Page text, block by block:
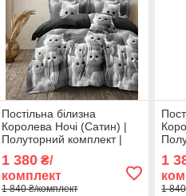
Постільна білизна
Королева Ночі (Сатин) |
Полуторний комплект |
50х70 | Коти на сірому
1 380₴/
комплект
1 840 ₴/комплект
1
1